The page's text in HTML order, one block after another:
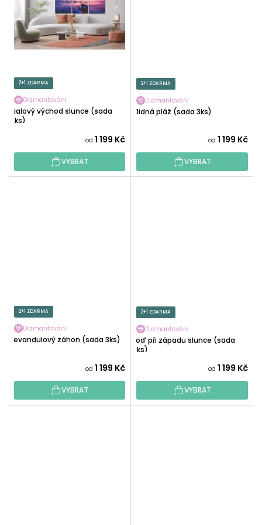
2+1 ZDARMA
Diamantování
Fialový východ slunce (sada
3ks)
od 1 199 Kč
VYBRAT
2+1 ZDARMA
Diamantování
Klidná pláž (sada 3ks)
od 1 199 Kč
VYBRAT
2+1 ZDARMA
Diamantování
Levandulový záhon (sada 3ks)
od 1 199 Kč
VYBRAT
2+1 ZDARMA
Diamantování
Loď při západu slunce (sada
3ks)
od 1 199 Kč
VYBRAT